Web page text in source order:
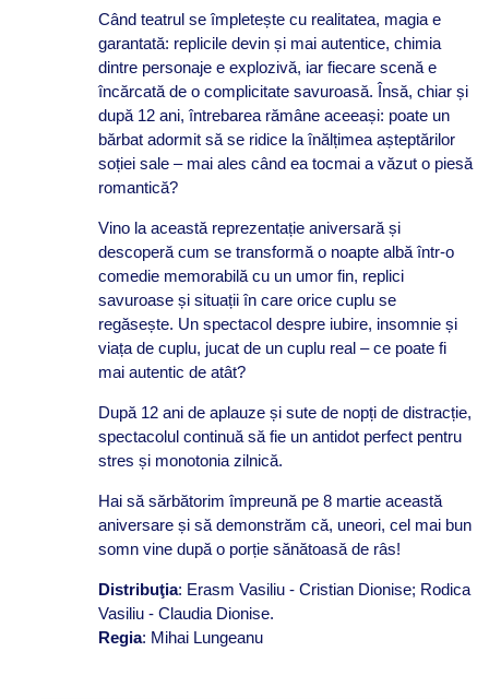
Când teatrul se împletește cu realitatea, magia e
garantată: replicile devin și mai autentice, chimia
dintre personaje e explozivă, iar fiecare scenă e
încărcată de o complicitate savuroasă. Însă, chiar și
după 12 ani, întrebarea rămâne aceeași: poate un
bărbat adormit să se ridice la înălțimea așteptărilor
soției sale – mai ales când ea tocmai a văzut o piesă
romantică?
Vino la această reprezentație aniversară și
descoperă cum se transformă o noapte albă într-o
comedie memorabilă cu un umor fin, replici
savuroase și situații în care orice cuplu se
regăsește. Un spectacol despre iubire, insomnie și
viața de cuplu, jucat de un cuplu real – ce poate fi
mai autentic de atât?
După 12 ani de aplauze și sute de nopți de distracție,
spectacolul continuă să fie un antidot perfect pentru
stres și monotonia zilnică.
Hai să sărbătorim împreună pe 8 martie această
aniversare și să demonstrăm că, uneori, cel mai bun
somn vine după o porție sănătoasă de râs!
Distribuţia: Erasm Vasiliu - Cristian Dionise; Rodica
Vasiliu - Claudia Dionise.
Regia: Mihai Lungeanu